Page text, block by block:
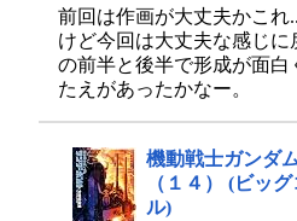
前回は作画が大丈夫かこれ
けど今回は大丈夫な感じに
の前半と後半で形成が面
たえがあったかなー。
機動戦士ガンダ
（１４） (ビッ
ル)